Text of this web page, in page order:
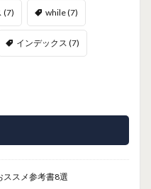
(7) while(7)
インデックス (7)
ススメ参考書8選